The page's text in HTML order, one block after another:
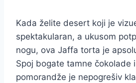
Kada želite desert koji je
spektakularan, a ukusom
nogu, ova Jaffa torta je
Spoj bogate tamne čokolade
pomorandže je nepogrešiv